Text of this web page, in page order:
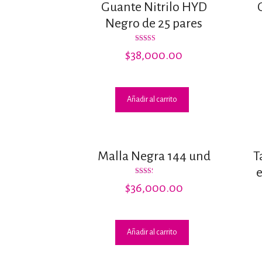
Guante Nitrilo HYD
Negro de 25 pares
con
3.00
$38,000.00
Añadir al carrito
Malla Negra 144 und
con
2.31
$36,000.00
Añadir al carrito